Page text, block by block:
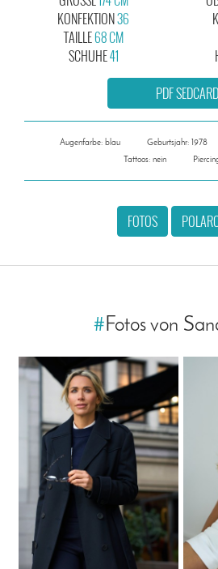
KONFEKTION36
TAILLE68 CM
SCHUHE41
PDF SEDCARD
Augenfarbe: blau Geburtsjahr: 1978
Tattoos: nein
FOTOS
#Fotos von